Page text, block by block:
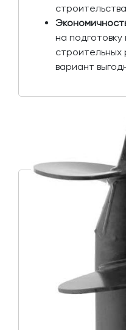
на подготовку
вариант